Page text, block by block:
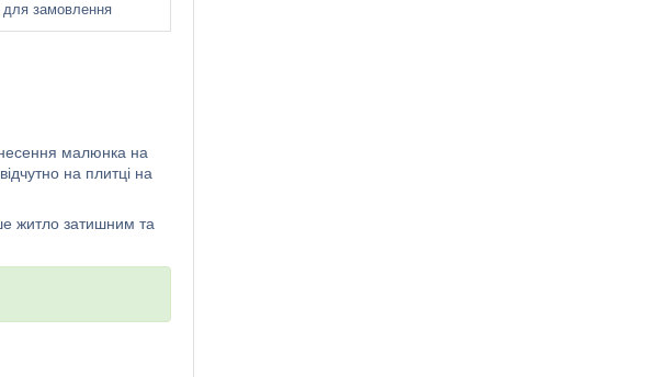
для замовлення
малюнка на
на плитці на
житло затишним та